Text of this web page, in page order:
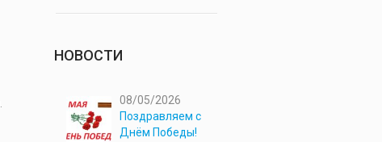
НОВОСТИ
08/05/2026
Поздравляем с
Днём Победы!